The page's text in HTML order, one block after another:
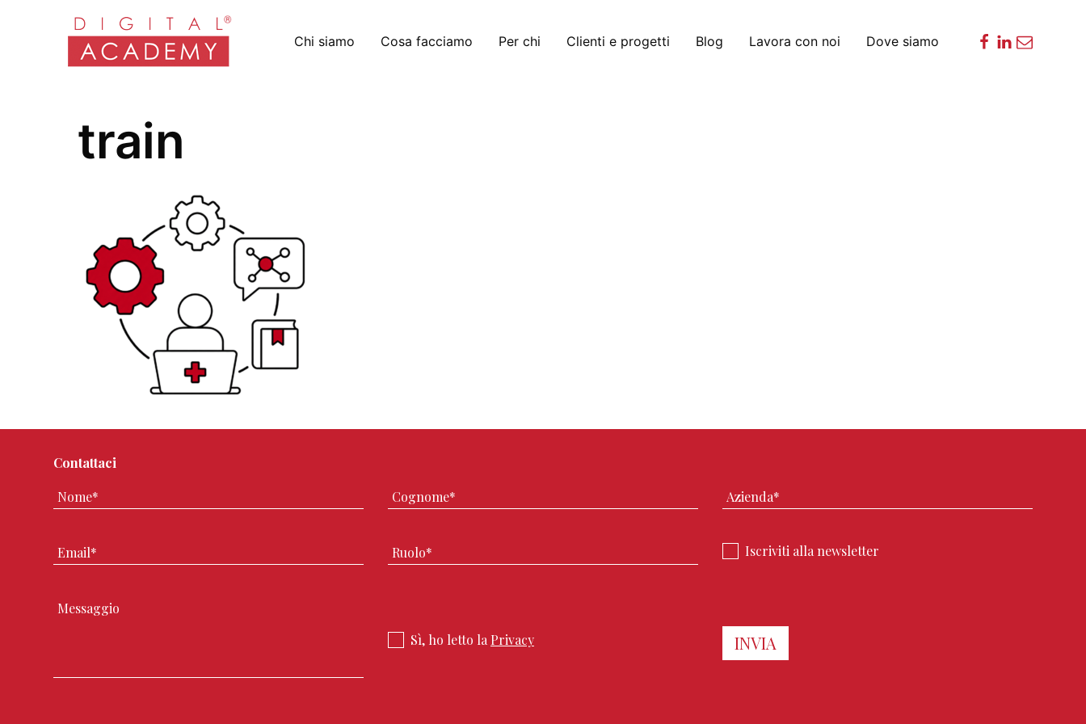
Chi siamo Cosa facciamo Per chi Clienti e progetti Blog Lavora con noi Dove siamo
train
Contattaci
Iscriviti alla newsletter
Sì, ho letto la Privacy